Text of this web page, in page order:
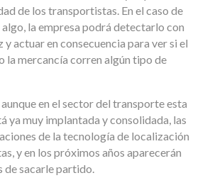
de los transportistas. En el caso de
la empresa podrá detectarlo con
y actuar en consecuencia para ver si el
la mercancía corren algún tipo de
en el sector del transporte esta
ya muy implantada y consolidada, las
de la tecnología de localización
y en los próximos años aparecerán
de sacarle partido.